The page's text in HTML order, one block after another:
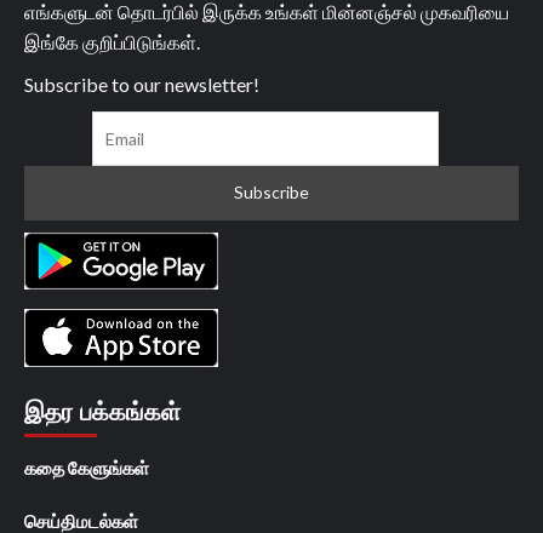
எங்களுடன் தொடர்பில் இருக்க உங்கள் மின்னஞ்சல் முகவரியை
இங்கே குறிப்பிடுங்கள்.
Subscribe to our newsletter!
இதர பக்கங்கள்
கதை கேளுங்கள்
செய்திமடல்கள்